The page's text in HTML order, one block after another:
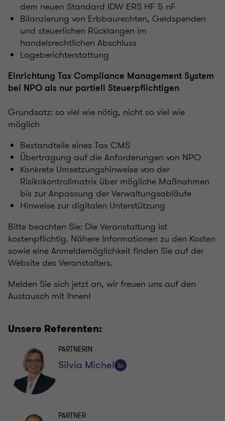
dem neuen Standard IDW ERS HF 5 nF
Bilanzierung von Erbbaurechten, Geldspenden
und steuerlichen Rücklangen im
handelsrechtlichen Abschluss
Lageberichterstattung
Einrichtung Tax Compliance Management System
bei NPO als nur partiell Steuerpflichtigen
Grundsatz: so viel wie nötig, nicht so viel wie
möglich
Bestandteile eines Tax CMS
Übertragung auf die Anforderungen von NPO
Konkrete Umsetzungshinweise von der
Risikokontrollmatrix über mögliche Maßnahmen
bis zur Anpassung der Verwaltungsabläufe
Hinweise zur digitalen Unterstützung
Bitte beachten Sie: Die Veranstaltung ist
kostenpflichtig. Nähere Informationen zu den Kosten
sowie eine Anmeldemöglichkeit finden Sie auf der
Website des Veranstalters.
Melden Sie sich jetzt an, wir freuen uns auf den
Austausch mit Ihnen!
Unsere Referenten:
Silvia Michel
PARTNERIN
PARTNER